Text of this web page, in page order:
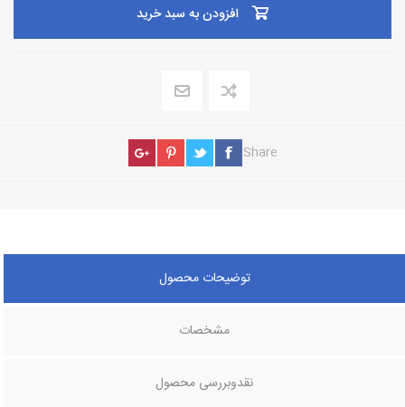
افزودن به سبد خرید
Share
توضیحات محصول
مشخصات
نقدوبررسی محصول